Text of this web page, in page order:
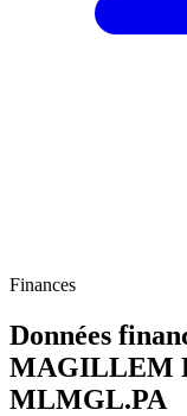
Finances
Données
MAGILLEM
MLMGL.PA